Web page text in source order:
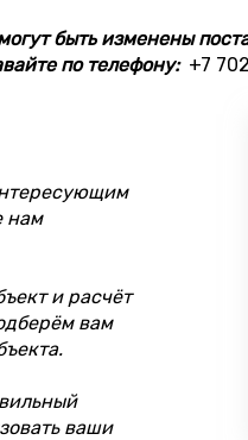
быть изменены
по телефону: +7
нам
и расчёт
вам
ваши